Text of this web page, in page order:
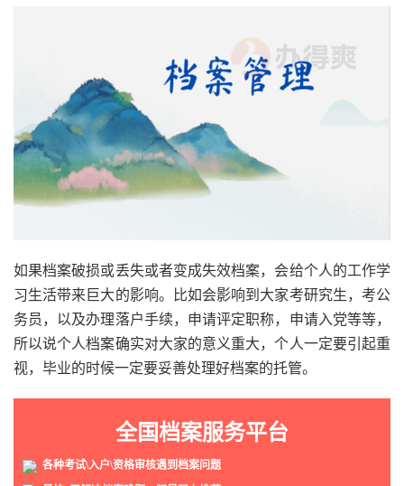
如果档案破损或丢失或者变成失效档案，会给个人的工作学
习生活带来巨大的影响。比如会影响到大家考研究生，考公
务员，以及办理落户手续，申请评定职称，申请入党等等，
所以说个人档案确实对大家的意义重大，个人一定要引起重
视，毕业的时候一定要妥善处理好档案的托管。
全国档案服务平台
各种考试\入户\资格审核遇到档案问题